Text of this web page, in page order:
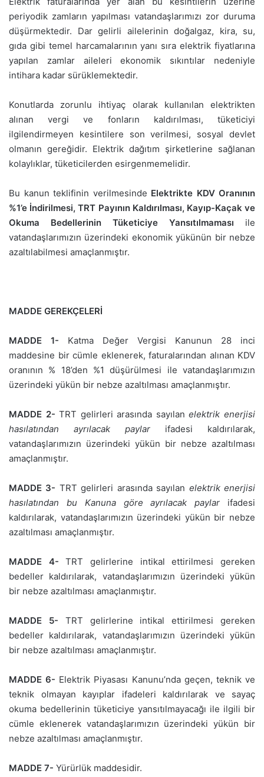
periyodik zamların yapılması vatandaşlarımızı zor duruma
düşürmektedir. Dar gelirli ailelerinin doğalgaz, kira, su,
gıda gibi temel harcamalarının yanı sıra elektrik fiyatlarına
yapılan zamlar aileleri ekonomik sıkıntılar nedeniyle
intihara kadar sürüklemektedir.
Konutlarda zorunlu ihtiyaç olarak kullanılan elektrikten
alınan vergi ve fonların kaldırılması, tüketiciyi
ilgilendirmeyen kesintilere son verilmesi, sosyal devlet
olmanın gereğidir. Elektrik dağıtım şirketlerine sağlanan
kolaylıklar, tüketicilerden esirgenmemelidir.
Bu kanun teklifinin verilmesinde Elektrikte KDV Oranının
%1’e İndirilmesi, TRT Payının Kaldırılması, Kayıp-Kaçak ve
Okuma Bedellerinin Tüketiciye Yansıtılmaması ile
vatandaşlarımızın üzerindeki ekonomik yükünün bir nebze
azaltılabilmesi amaçlanmıştır.
MADDE GEREKÇELERİ
MADDE 1- Katma Değer Vergisi Kanunun 28 inci
maddesine bir cümle eklenerek, faturalarından alınan KDV
oranının % 18’den %1 düşürülmesi ile vatandaşlarımızın
üzerindeki yükün bir nebze azaltılması amaçlanmıştır.
MADDE 2-TRT gelirleri arasında sayılanelektrik enerjisi
hasılatından ayrılacak paylar ifadesi kaldırılarak,
vatandaşlarımızın üzerindeki yükün bir nebze azaltılması
amaçlanmıştır.
MADDE 3- TRT gelirleri arasında sayılan elektrik enerjisi
hasılatından bu Kanuna göre ayrılacak paylar ifadesi
kaldırılarak, vatandaşlarımızın üzerindeki yükün bir nebze
azaltılması amaçlanmıştır.
MADDE 4- TRT gelirlerine intikal ettirilmesi gereken
bedeller kaldırılarak, vatandaşlarımızın üzerindeki yükün
bir nebze azaltılması amaçlanmıştır.
MADDE 5- TRT gelirlerine intikal ettirilmesi gereken
bedeller kaldırılarak, vatandaşlarımızın üzerindeki yükün
bir nebze azaltılması amaçlanmıştır.
MADDE 6- Elektrik Piyasası Kanunu’nda geçen, teknik ve
teknik olmayan kayıplar ifadeleri kaldırılarak ve sayaç
okuma bedellerinin tüketiciye yansıtılmayacağı ile ilgili bir
cümle eklenerek vatandaşlarımızın üzerindeki yükün bir
nebze azaltılması amaçlanmıştır.
MADDE 7- Yürürlük maddesidir.